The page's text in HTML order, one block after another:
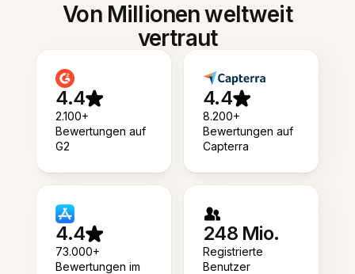
Von Millionen weltweit
vertraut
4.4
2.100+
Bewertungen auf
G2
4.4
8.200+
Bewertungen auf
Capterra
4.4
73.000+
Bewertungen im
248 Mio.
Registrierte
Benutzer